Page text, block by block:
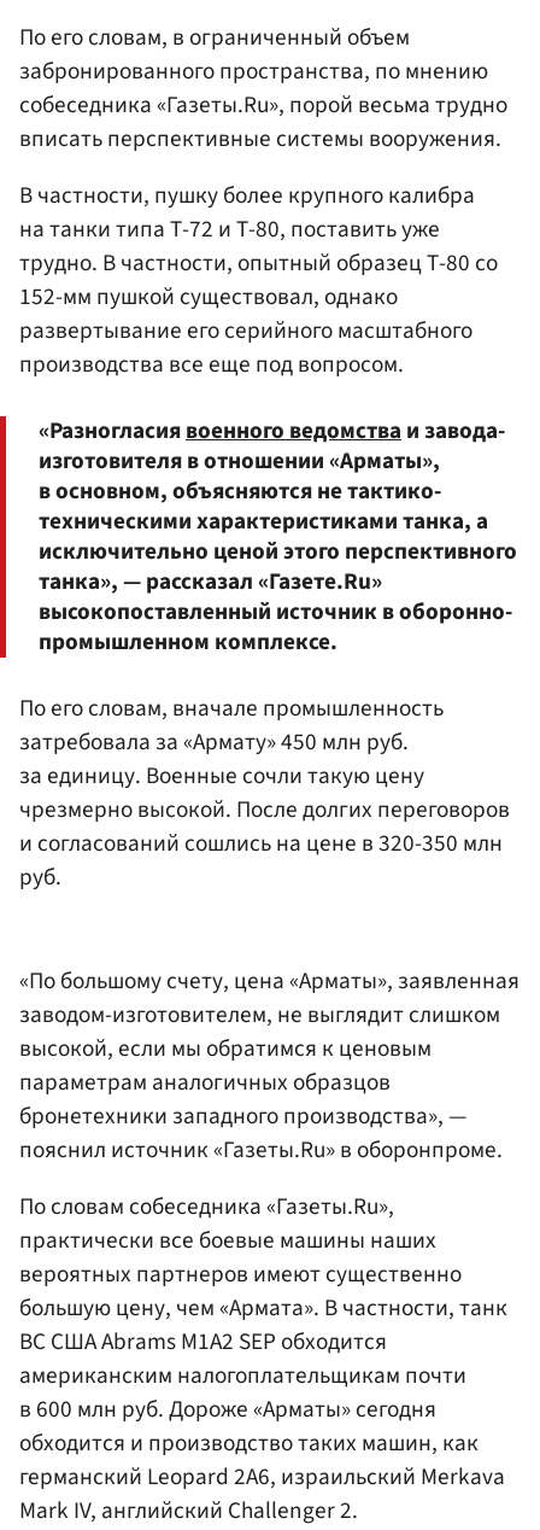
По его словам, в ограниченный объем
забронированного пространства, по мнению
собеседника «Газеты.Ru», порой весьма трудно
вписать перспективные системы вооружения.
В частности, пушку более крупного калибра
на танки типа Т-72 и Т-80, поставить уже
трудно. В частности, опытный образец Т-80 со
152-мм пушкой существовал, однако
развертывание его серийного масштабного
производства все еще под вопросом.
«Разногласиявоенного ведомстваи завода-
изготовителя в отношении «Арматы»,
в основном, объясняются не тактико-
техническими характеристиками танка, а
исключительно ценой этого перспективного
танка», — рассказал «Газете.Ru»
высокопоставленный источник в оборонно-
промышленном комплексе.
По его словам, вначале промышленность
затребовала за «Армату» 450 млн руб.
за единицу. Военные сочли такую цену
чрезмерно высокой. После долгих переговоров
и согласований сошлись на цене в 320-350 млн
руб.
«По большому счету, цена «Арматы», заявленная
заводом-изготовителем, не выглядит слишком
высокой, если мы обратимся к ценовым
параметрам аналогичных образцов
бронетехники западного производства», —
пояснил источник «Газеты.Ru» в оборонпроме.
По словам собеседника «Газеты.Ru»,
практически все боевые машины наших
вероятных партнеров имеют существенно
большую цену, чем «Армата». В частности, танк
ВС США Abrams M1A2 SEP обходится
американским налогоплательщикам почти
в 600 млн руб. Дороже «Арматы» сегодня
обходится и производство таких машин, как
германский Leopard 2A6, израильский Merkava
Mark IV, английский Challenger 2.